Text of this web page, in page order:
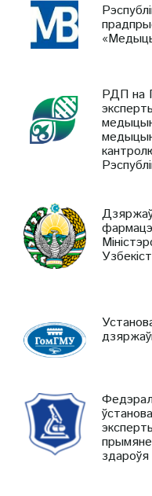
РДП на